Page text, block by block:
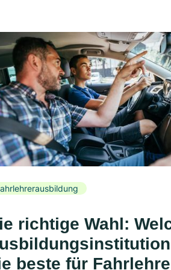
richtige Wahl:
beste für